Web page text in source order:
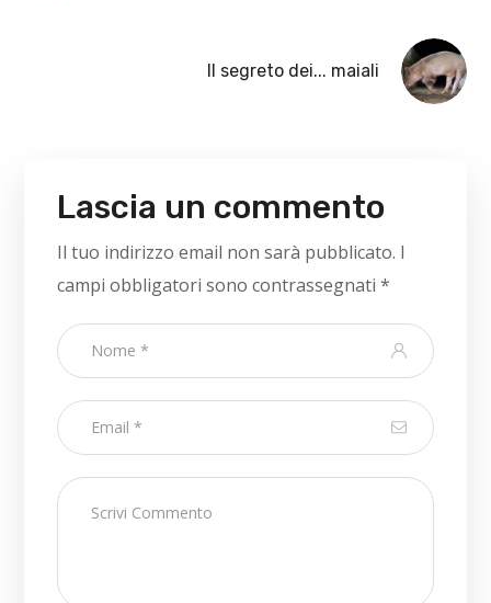
Il segreto dei... maiali
Lascia un commento
Il tuo indirizzo email non sarà pubblicato. I
campi obbligatori sono contrassegnati*